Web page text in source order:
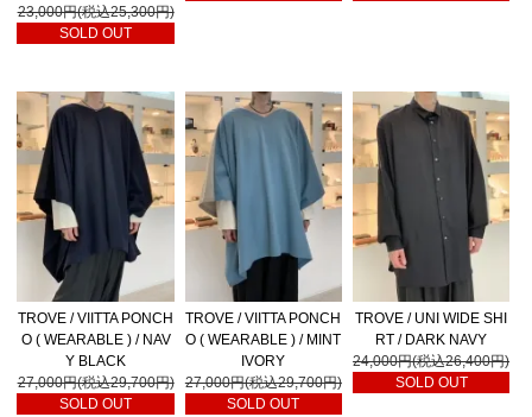
23,000円(税込25,300円)
SOLD OUT
TROVE / VIITTA PONCH
O ( WEARABLE ) / NAV
Y BLACK
27,000円(税込29,700円)
SOLD OUT
TROVE / VIITTA PONCH
O ( WEARABLE ) / MINT
IVORY
27,000円(税込29,700円)
SOLD OUT
TROVE / UNI WIDE SHI
RT / DARK NAVY
24,000円(税込26,400円)
SOLD OUT